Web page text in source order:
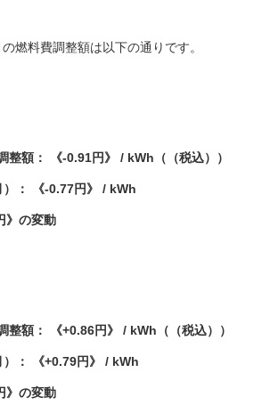
燃料費調整額は以下の通りです。
整額： 《-0.91円》 / kWh（（税込））
： 《-0.77円》 / kWh
》の変動
整額： 《+0.86円》 / kWh（（税込））
： 《+0.79円》 / kWh
》の変動